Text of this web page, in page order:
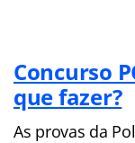
Concurso
que fazer?
As provas da